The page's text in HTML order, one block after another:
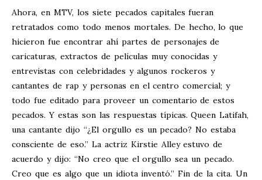
Ahora, en MTV, los siete pecados capitales fueran
retratados como todo menos mortales. De hecho, lo que
hicieron fue encontrar ahí partes de personajes de
caricaturas, extractos de películas muy conocidas y
entrevistas con celebridades y algunos rockeros y
cantantes de rap y personas en el centro comercial; y
todo fue editado para proveer un comentario de estos
pecados. Y estas son las respuestas típicas. Queen Latifah,
una cantante dijo “¿El orgullo es un pecado? No estaba
consciente de eso.” La actriz Kirstie Alley estuvo de
acuerdo y dijo: “No creo que el orgullo sea un pecado.
Creo que es algo que un idiota inventó.” Fin de la cita. Un